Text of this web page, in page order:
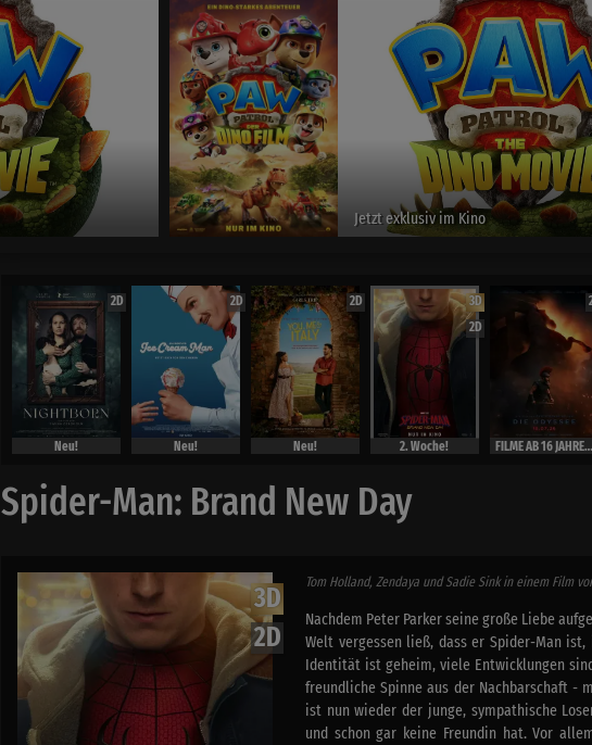
Spider-Man :Brand New Day
exclusiv im Kino
2D
Neu!
2D
Neu!
2D
Neu!
3D
2D
2. Woche! FILME AB 16 JAHRE ( Ausweis)
Spider-Man: Brand New Day
3D
2D
Tom Holland, Zendaya und Sadie Sink in einem Film
Nachdem Peter Parker seine große Liebe
Welt vergessen ließ, dass er Spider-Man
Identität ist geheim, viele Entwicklungen
freundliche Spinne aus der Nachbarschaft -
ist nun wieder der junge, sympathische
und schon gar keine Freundin hat. Vor